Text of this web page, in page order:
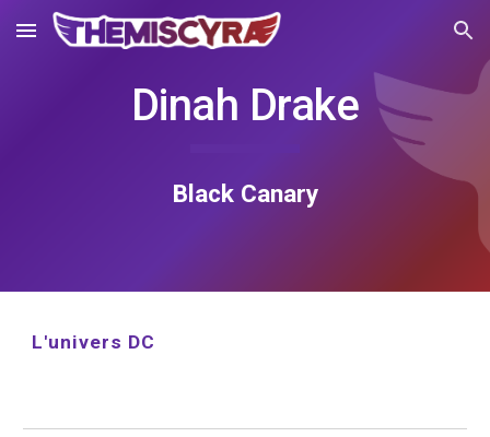
Skip to main content Skip to navigation
Dinah Drake
Black Canary
L'univers DC